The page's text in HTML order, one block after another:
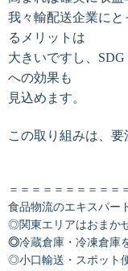
我々輸配送企業に
るメリットは
大きいですし、
への効果も
見込めます。
この取り組みは、要
＝＝＝＝＝＝＝＝＝＝
食品物流のエキスパー
◎関東エリアはおまか
◎冷蔵倉庫・冷凍倉庫
◎小口輸送・スポット